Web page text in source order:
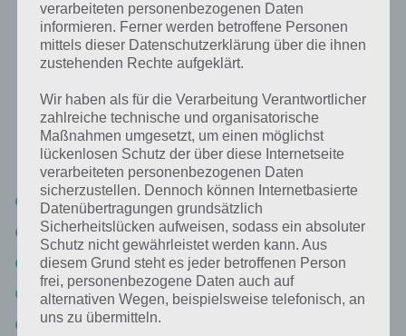
Level 4-1 Lösung
Level 4-2
Level 4-3 Lösung
Level 4-4 Lösung
Level 4-5 Walkthrough
verarbeiteten personenbezogenen Daten
informieren. Ferner werden betroffene Personen
mittels dieser Datenschutzerklärung über die ihnen
zustehenden Rechte aufgeklärt.
Wir haben als für die Verarbeitung Verantwortlicher
zahlreiche technische und organisatorische
Maßnahmen umgesetzt, um einen möglichst
lückenlosen Schutz der über diese Internetseite
verarbeiteten personenbezogenen Daten
sicherzustellen. Dennoch können Internetbasierte
Datenübertragungen grundsätzlich
Sicherheitslücken aufweisen, sodass ein absoluter
Schutz nicht gewährleistet werden kann. Aus
diesem Grund steht es jeder betroffenen Person
frei, personenbezogene Daten auch auf
alternativen Wegen, beispielsweise telefonisch, an
uns zu übermitteln.